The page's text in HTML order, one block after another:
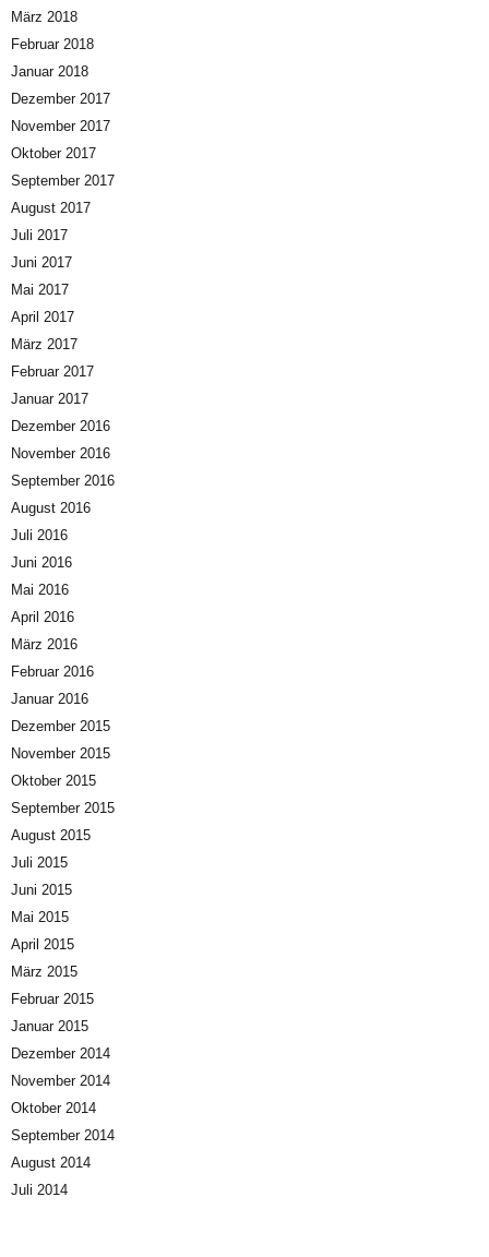
März 2018
Februar 2018
Januar 2018
Dezember 2017
November 2017
Oktober 2017
September 2017
August 2017
Juli 2017
Juni 2017
Mai 2017
April 2017
März 2017
Februar 2017
Januar 2017
Dezember 2016
November 2016
September 2016
August 2016
Juli 2016
Juni 2016
Mai 2016
April 2016
März 2016
Februar 2016
Januar 2016
Dezember 2015
November 2015
Oktober 2015
September 2015
August 2015
Juli 2015
Juni 2015
Mai 2015
April 2015
März 2015
Februar 2015
Januar 2015
Dezember 2014
November 2014
Oktober 2014
September 2014
August 2014
Juli 2014